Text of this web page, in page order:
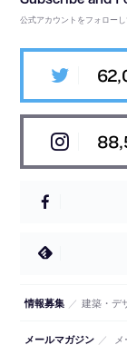
公式アカウントをフォロー
情報募集 ／ 建築・デ
メールマガジン ／